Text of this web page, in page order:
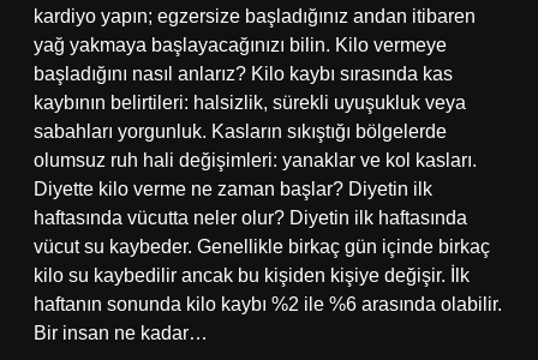
kardiyo yapın; egzersize başladığınız andan itibaren
yağ yakmaya başlayacağınızı bilin. Kilo vermeye
başladığını nasıl anlarız? Kilo kaybı sırasında kas
kaybının belirtileri: halsizlik, sürekli uyuşukluk veya
sabahları yorgunluk. Kasların sıkıştığı bölgelerde
olumsuz ruh hali değişimleri: yanaklar ve kol kasları.
Diyette kilo verme ne zaman başlar? Diyetin ilk
haftasında vücutta neler olur? Diyetin ilk haftasında
vücut su kaybeder. Genellikle birkaç gün içinde birkaç
kilo su kaybedilir ancak bu kişiden kişiye değişir. İlk
haftanın sonunda kilo kaybı %2 ile %6 arasında olabilir.
Bir insan ne kadar…